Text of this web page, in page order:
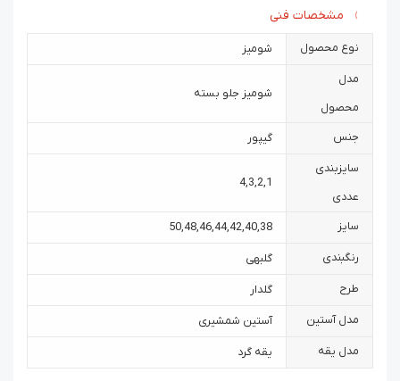
مشخصات فنی
نوع محصول شومیز
مدل
محصول
شومیز جلو بسته
جنس گیپور
سایزبندی
عددی
1
,
2
,
3
,
4
سایز 38
,
40
,
42
,
44
,
46
,
48
,
50
رنگبندی گلبهی
طرح گلدار
مدل آستین آستین شمشیری
مدل یقه یقه گرد